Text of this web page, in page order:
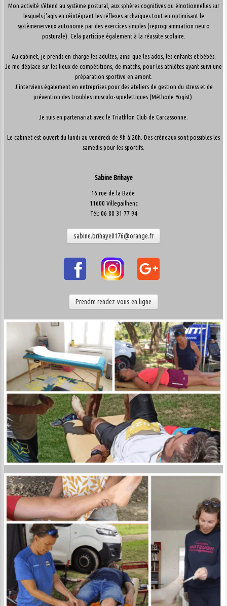
Mon activité s'étend au système postural, aux sphères cognitives ou émotionnelles sur
lesquels j'agis en réintégrant les réflexes archaïques tout en optimisant le
systèmenerveux autonome par des exercices simples (reprogrammation neuro
posturale). Cela participe également à la réussite scolaire.
Au cabinet, je prends en charge les adultes, ainsi que les ados, les enfants et bébés.
Je me déplace sur les lieux de compétitions, de matchs, pour les athlètes ayant suivi une
préparation sportive en amont.
J'interviens également en entreprises pour des ateliers de gestion du stress et de
prévention des troubles musculo-squelettiques (Méthode Yogist).
Je suis en partenariat avec le Triathlon Club de Carcassonne.
Le cabinet est ouvert du lundi au vendredi de 9h à 20h. Des créneaux sont possibles les
samedis pour les sportifs.
Sabine Brihaye
16 rue de la Bade
11600 Villegailhenc
Tél: 06 88 31 77 94
sabine.brihaye0176@orange.fr
Prendre rendez-vous en ligne